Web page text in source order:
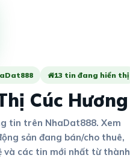
13 tin đang hiển thị
Cúc Hương
tin trên NhaDat888. Xem
sản đang bán/cho thuê,
và các tin mới nhất từ thành